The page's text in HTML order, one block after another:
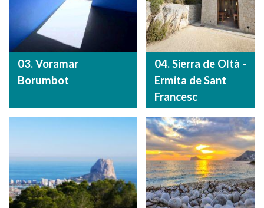
03. Voramar
Borumbot
04. Sierra de Oltà -
Ermita de Sant
Francesc